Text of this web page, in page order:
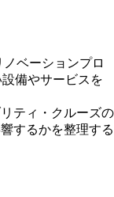
ベーションプロ
備やサービスを
ティ・クルーズの
するかを整理する